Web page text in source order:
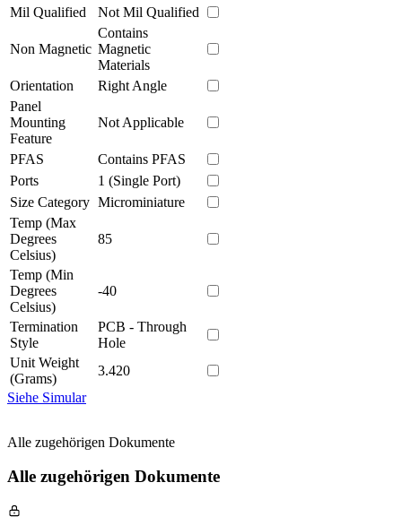
Mil Qualified
Not Mil Qualified
Non Magnetic
Contains
Magnetic
Materials
Orientation
Right Angle
Panel
Mounting
Feature
Not Applicable
PFAS
Contains PFAS
Ports
1 (Single Port)
Size Category Microminiature
Temp (Max
Degrees
Celsius)
85
Temp (Min
Degrees
Celsius)
-40
Termination
Style
PCB - Through
Hole
Unit Weight
(Grams)
3.420
Siehe Simular
Alle zugehörigen Dokumente
Alle zugehörigen Dokumente